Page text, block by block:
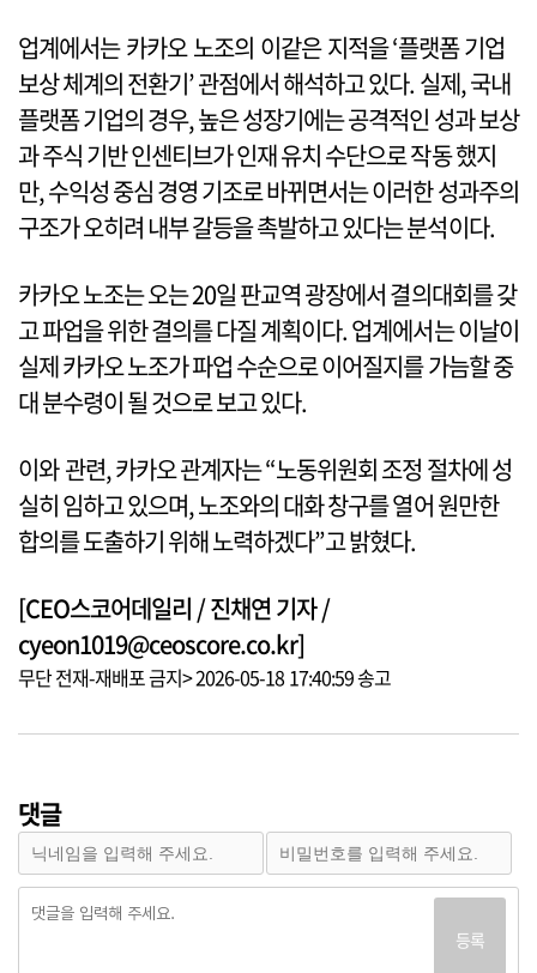
업계에서는 카카오 노조의 이같은 지적을 ‘플랫폼 기업
보상 체계의 전환기’ 관점에서 해석하고 있다. 실제, 국내
플랫폼 기업의 경우, 높은 성장기에는 공격적인 성과 보상
과 주식 기반 인센티브가 인재 유치 수단으로 작동 했지
만, 수익성 중심 경영 기조로 바뀌면서는 이러한 성과주의
구조가 오히려 내부 갈등을 촉발하고 있다는 분석이다.
카카오 노조는 오는 20일 판교역 광장에서 결의대회를 갖
고 파업을 위한 결의를 다질 계획이다. 업계에서는 이날이
실제 카카오 노조가 파업 수순으로 이어질지를 가늠할 중
대 분수령이 될 것으로 보고 있다.
이와 관련, 카카오 관계자는 “노동위원회 조정 절차에 성
실히 임하고 있으며, 노조와의 대화 창구를 열어 원만한
합의를 도출하기 위해 노력하겠다”고 밝혔다.
[CEO스코어데일리 / 진채연 기자 /
cyeon1019@ceoscore.co.kr]
무단 전재-재배포 금지> 2026-05-18 17:40:59 송고
댓글
등록